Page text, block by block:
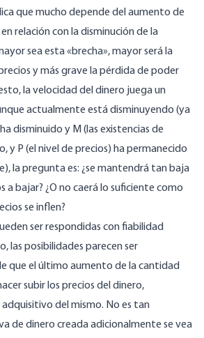
que mucho depende del aumento de
relación con la disminución de la
sea esta «brecha», mayor será la
y más grave la pérdida de poder
la velocidad del dinero juega un
actualmente está disminuyendo (ya
disminuido y M (las existencias de
y P (el nivel de precios) ha permanecido
la pregunta es: ¿se mantendrá tan baja
a bajar? ¿O no caerá lo suficiente como
se inflen?
ser respondidas con fiabilidad
las posibilidades parecen ser
que el último aumento de la cantidad
subir los precios del dinero,
del mismo. No es tan
de dinero creada adicionalmente se vea